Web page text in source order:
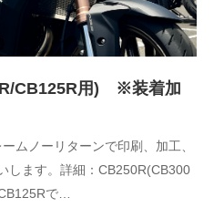
CB125R用) ※装着加
ムノーリターンで印刷、加工、
します。詳細：CB250R(CB300
で…